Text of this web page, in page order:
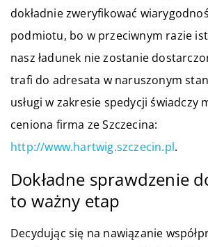
dokładnie zweryfikować
podmiotu, bo w przeciwnym razie
nasz ładunek nie zostanie
trafi do adresata w naruszonym
usługi w zakresie spedycji świadczy
ceniona firma ze Szczecina:
http://www.hartwig.szczecin.pl.
Dokładne sprawdzenie
to ważny etap
Decydując się na nawiązanie